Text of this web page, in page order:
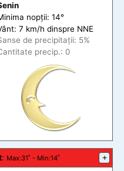
nopții: 14°
7 km/h dinspre NNE
de precipitații: 5%
precip.: 0
: Max:31˚ - Min:14˚ +